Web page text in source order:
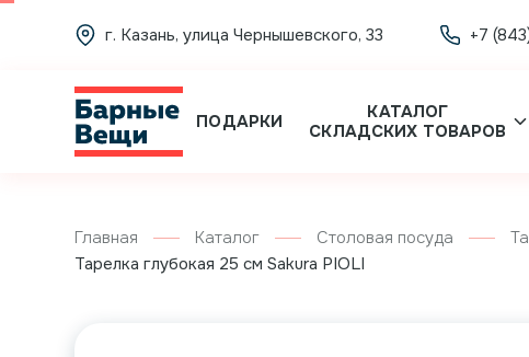
г. Казань, улица Чернышевского, 33 +7
ПОДАРКИ
КАТАЛОГ
СКЛАДСКИХ ТОВАРОВ
Главная Каталог Столовая посуда
Тарелка глубокая 25 см Sakura PIOLI